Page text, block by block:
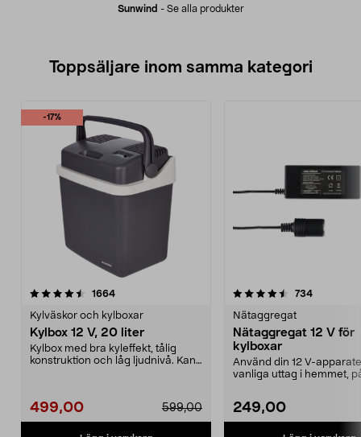
Sunwind - Se alla produkter
Toppsäljare inom samma kategori
-17%
1664recensioner
Kylväskor och kylboxar
Kylbox 12 V, 20 liter
Kylbox med bra kyleffekt, tålig
konstruktion och låg ljudnivå. Kan
499,00 599,00
4.5 av 5 stjärnor 734
Nätaggregat
Nätaggregat 12 V för
kylboxar
Använd din 12 V-
vanliga uttag i hemmet,
249,00
4.0 av 5 stjärnor